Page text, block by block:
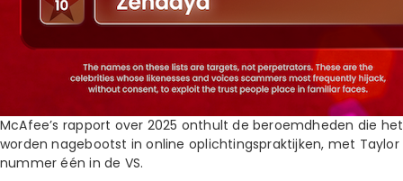
McAfee’s rapport over 2025 onthult de beroemdheden die
worden nagebootst in online oplichtingspraktijken, met Taylor
nummer één in de VS.